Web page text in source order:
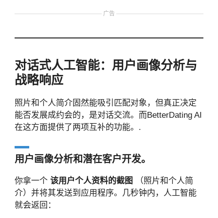
广告
对话式人工智能：用户画像分析与
战略响应
照片和个人简介固然能吸引匹配对象，但真正决定
能否发展成约会的，是对话交流。而BetterDating AI
在这方面提供了两项互补的功能。.
用户画像分析和潜在客户开发。
你拿一个 该用户个人资料的截图
（照片和个人简
介）并将其发送到应用程序。几秒钟内，人工智能
就会返回：